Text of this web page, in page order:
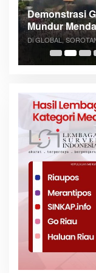
Demonstrasi
Mundur
Dibakar
Di GLOBAL,